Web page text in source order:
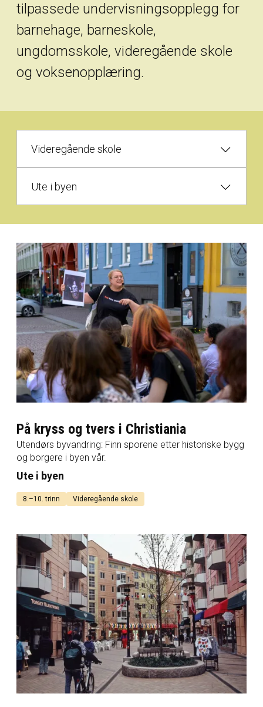
tilpassede undervisningsopplegg for
barnehage, barneskole,
ungdomsskole, videregående skole
og voksenopplæring.
Videregående skole
Ute i byen
På kryss og tvers i Christiania
Utendørs byvandring: Finn sporene etter historiske bygg
og borgere i byen vår.
Ute i byen
8.–10. trinn Videregående skole